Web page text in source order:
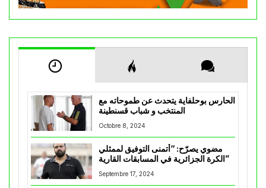
الحارس بوحلفاية يتحدث عن طموحاته مع
المنتخب و شباب قسنطينة
Octobre 8, 2024
مضوي يصرّح: “أتمنى التوفيق لممثلي
الكرة الجزائرية في المسابقات القارية”
Septembre 17, 2024